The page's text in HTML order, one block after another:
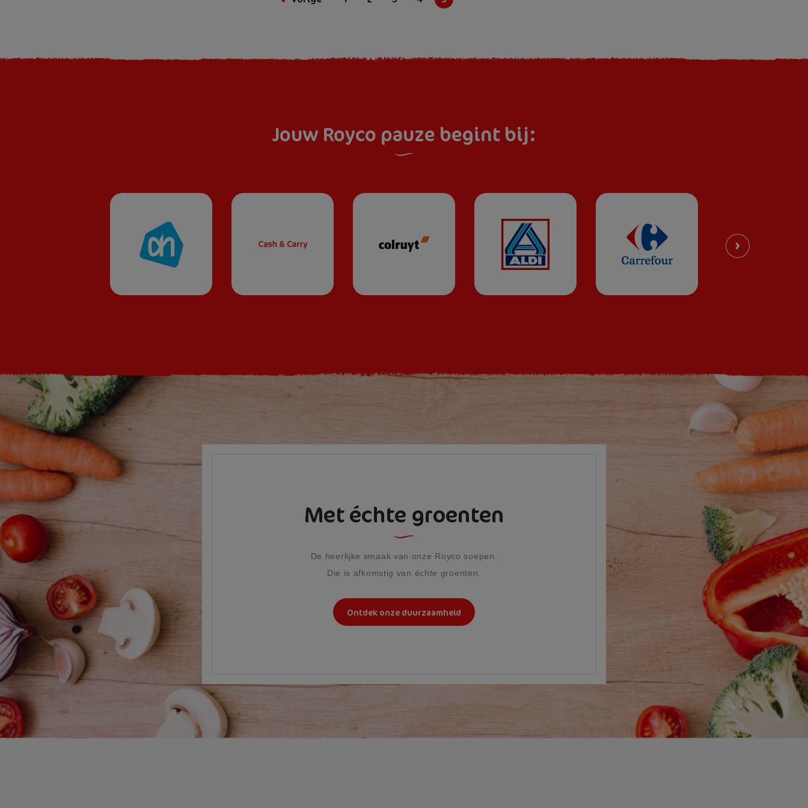
Jouw Royco pauze begint bij:
Met échte groenten
De heerlijke smaak van onze Royco soepen.
Die is afkomstig van échte groenten.
Ontdek onze duurzaamheid